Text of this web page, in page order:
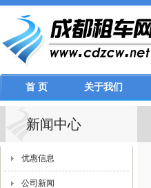
首 页 关于我们
新闻中心
优惠信息
公司新闻